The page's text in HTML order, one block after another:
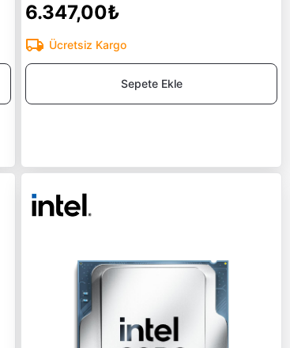
6.347,00₺
Ücretsiz Kargo
Sepete Ekle